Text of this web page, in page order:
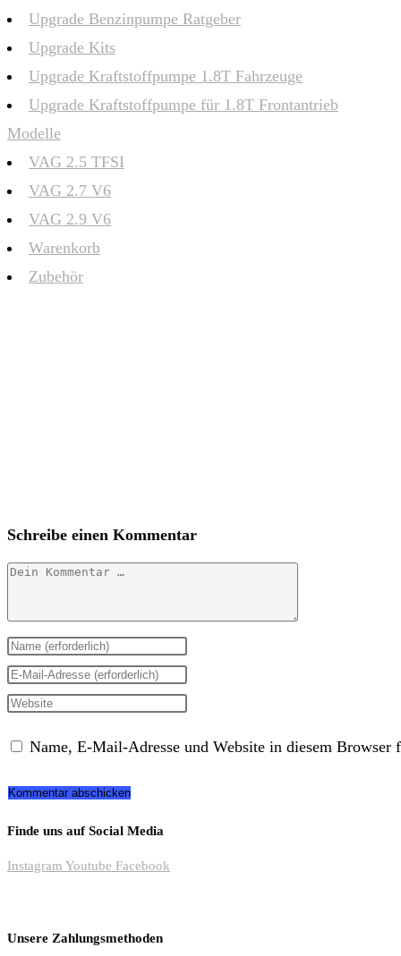
Upgrade Benzinpumpe Ratgeber
Upgrade Kits
Upgrade Kraftstoffpumpe 1.8T Fahrzeuge
Upgrade Kraftstoffpumpe für 1.8T Frontantrieb
Modelle
VAG 2.5 TFSI
VAG 2.7 V6
VAG 2.9 V6
Warenkorb
Zubehör
Schreibe einen Kommentar
Kommentar
Gib
deinen
Namen
Benutzernamen
zum
Gib
deine
Adresse
ein
Gib
URL
Name, E-Mail-Adresse und Website in diesem Browser
Alternative:
Finde uns auf Social Media
Instagram Youtube Facebook
Unsere Zahlungsmethoden